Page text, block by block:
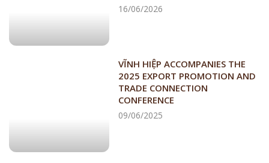
16/06/2026
VĨNH HIỆP ACCOMPANIES THE
2025 EXPORT PROMOTION AND
TRADE CONNECTION
CONFERENCE
09/06/2025